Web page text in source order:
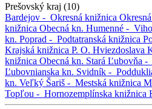
Prešovský kraj (10)
Bardejov - Okresná knižnica
knižnica Obecná kn. Humenné -
kn. Poprad - Podtatranská knižnica
Krajská knižnica P. O. Hviezdoslava
knižnica Obecná kn. Stará Ľubovňa -
Ľubovnianska kn. Svidník -
kn. Veľký Šariš - Mestská knižnica
Topľou - Hornozemplínska knižnica